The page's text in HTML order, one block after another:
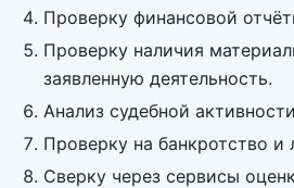
Проверку финансовой
Проверку наличия
заявленную деятельность.
Анализ судебной
Проверку на банкротство и
Сверку через сервисы